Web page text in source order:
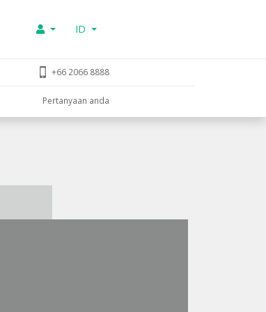
ID
+66 2066 8888
Pertanyaan anda